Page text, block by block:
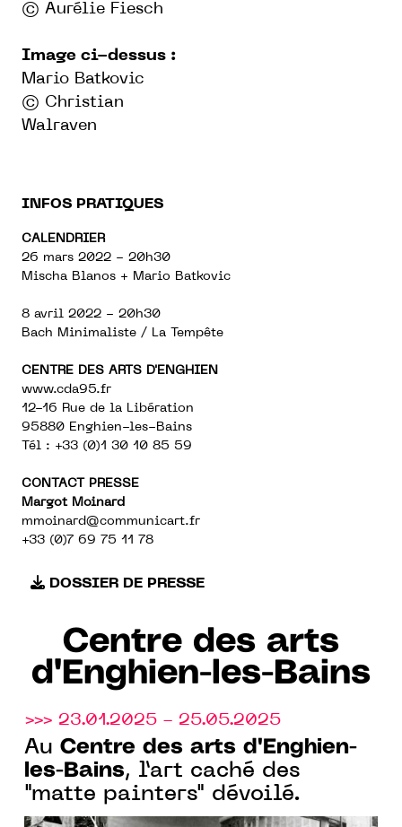
© Aurélie Fiesch
Image ci-dessus :
Mario Batkovic
© Christian
Walraven
INFOS PRATIQUES
CALENDRIER
26 mars 2022 - 20h30
Mischa Blanos + Mario Batkovic
8 avril 2022 - 20h30
Bach Minimaliste / La Tempête
CENTRE DES ARTS D'ENGHIEN
www.cda95.fr
12-16 Rue de la Libération
95880 Enghien-les-Bains
Tél : +33 (0)1 30 10 85 59
CONTACT PRESSE
Margot Moinard
mmoinard@communicart.fr
+33 (0)7 69 75 11 78
DOSSIER DE PRESSE
Centre des arts
d'Enghien-les-Bains
>>> 23.01.2025 - 25.05.2025
Au Centre des arts d'Enghien-
les-Bains, l’art caché des
"matte painters" dévoilé.